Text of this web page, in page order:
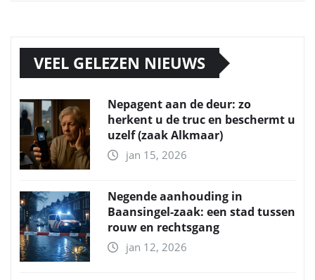
VEEL GELEZEN NIEUWS
Nepagent aan de deur: zo
herkent u de truc en beschermt u
uzelf (zaak Alkmaar)
jan 15, 2026
Negende aanhouding in
Baansingel-zaak: een stad tussen
rouw en rechtsgang
jan 12, 2026